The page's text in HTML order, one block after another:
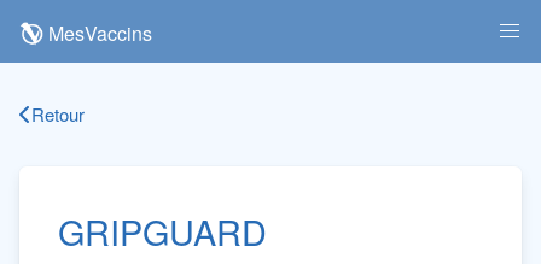
MesVaccins
Retour
GRIPGUARD